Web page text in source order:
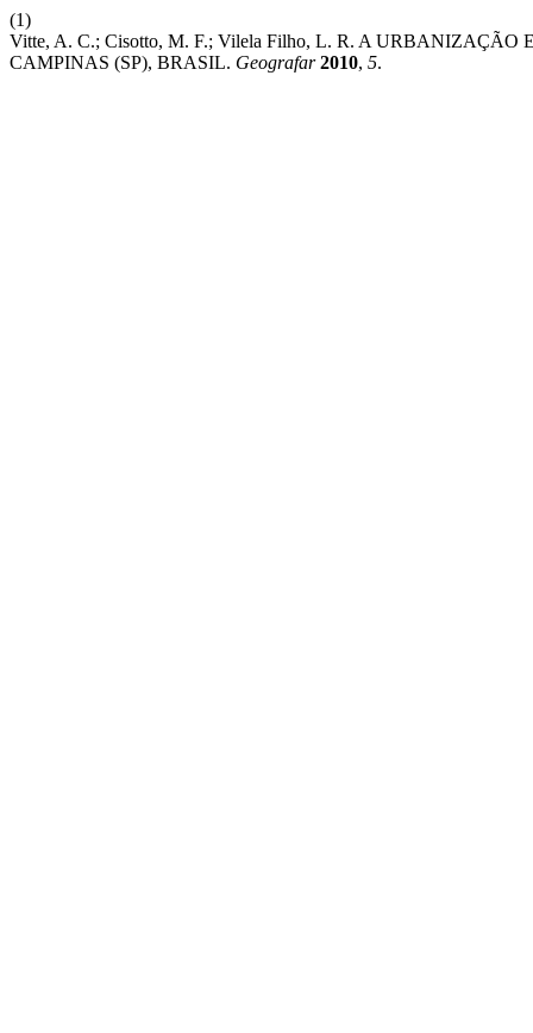
(1)
Vitte, A. C.; Cisotto, M. F.; Vilela Filho, L. R. A
CAMPINAS (SP), BRASIL. Geografar 2010, 5.